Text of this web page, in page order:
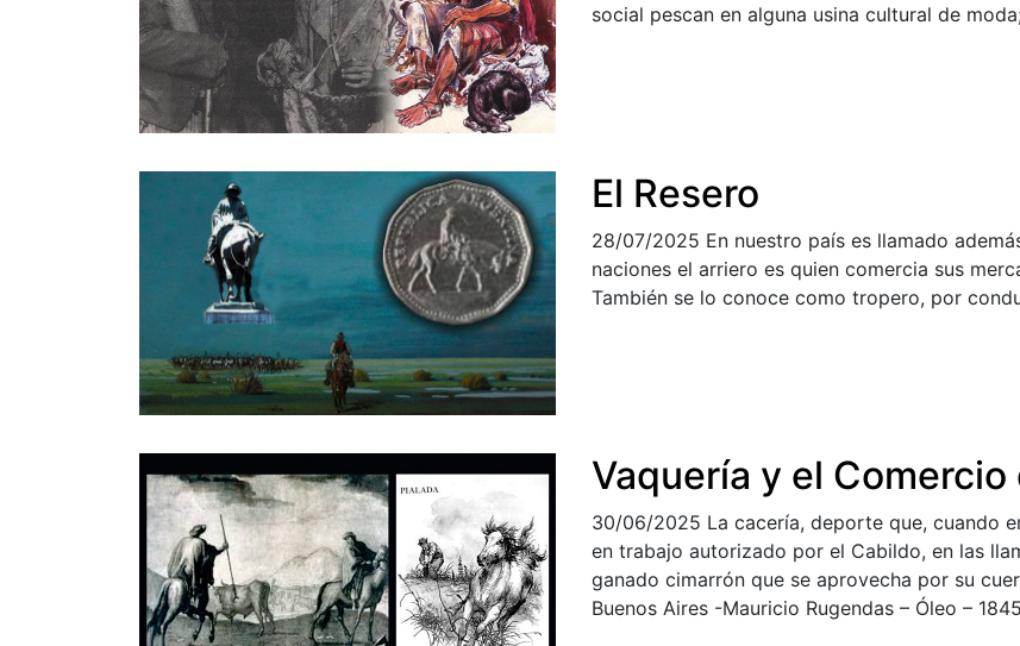
social pescan en alguna usina cultural de
El Resero
28/07/2025 En nuestro país es llamado
naciones el arriero es quien comercia sus
También se lo conoce como tropero, por
Vaquería y el Comercio
30/06/2025 La cacería, deporte que, cuando
en trabajo autorizado por el Cabildo, en las
ganado cimarrón que se aprovecha por su
Buenos Aires -Mauricio Rugendas – Óleo –